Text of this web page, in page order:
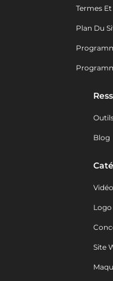
Termes
Plan Du
Blog
Vidéo
Logo
Site